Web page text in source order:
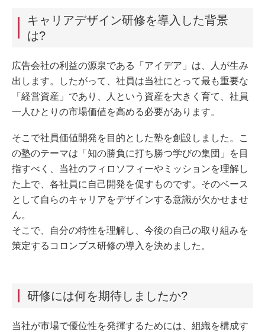
キャリアデザイン研修を導入した背景
は?
広告会社の利益の源泉である「アイデア」は、人が生み
出します。したがって、社員は当社にとって最も重要な
「経営資産」であり、人という資産を大きく育て、社員
一人ひとりの市場価値を高める必要があります。
そこで社員価値開発を目的とした塾を創設しました。こ
の塾のテーマは「知の勝負に打ち勝つ学びの集団」を目
指すべく、当社のフィロソフィーやミッションを理解し
た上で、各社員に自己開発を促すものです。そのベース
として自らのキャリアをデザインする意識が欠かせませ
ん。
そこで、自分の特性を理解し、今後の自己の取り組みを
策定するコロンブス研修の導入を決めました。
研修には何を期待しましたか?
当社が市場で優位性を発揮するためには、組織を構成す